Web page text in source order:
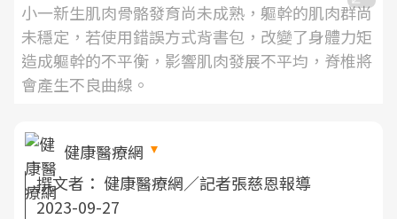
小一新生肌肉骨骼發育尚未成熟，軀幹的肌肉群尚
未穩定，若使用錯誤方式背書包，改變了身體力矩
造成軀幹的不平衡，影響肌肉發展不平均，脊椎將
會產生不良曲線。
健康醫療網
撰文者： 健康醫療網／記者張慈恩報導
2023-09-27